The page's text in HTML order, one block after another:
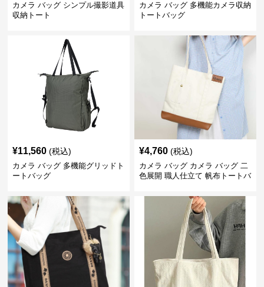
カメラ バッグ シンプル撮影道具
収納トート
カメラ バッグ 多機能カメラ収納
トートバッグ
¥11,560 (税込)
カメラ バッグ 多機能グリッドト
ートバッグ
¥4,760 (税込)
カメラ バッグ カメラ バッグ 二
色展開 職人仕立て 帆布トートバ